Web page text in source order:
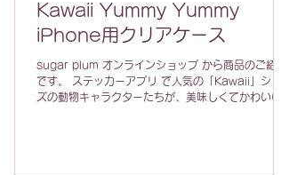
Kawaii Yummy Yummy
iPhone用クリアケース
sugar plum オンラインショップ から商品のご紹介
です。 ステッカーアプリ で人気の「Kawaii」シリー
ズの動物キャラクターたちが、美味しくてかわいいス